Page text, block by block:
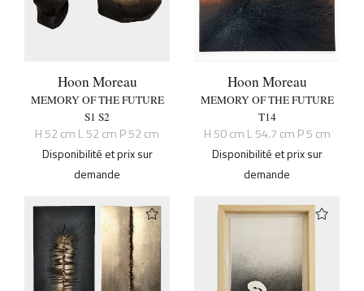
Hoon Moreau
MEMORY OF THE FUTURE
S1 S2
H 52 cm L 52 cm P 52 cm
Disponibilité et prix sur
demande
Hoon Moreau
MEMORY OF THE FUTURE
T14
H 50 cm L 54.7 cm P 5 cm
Disponibilité et prix sur
demande